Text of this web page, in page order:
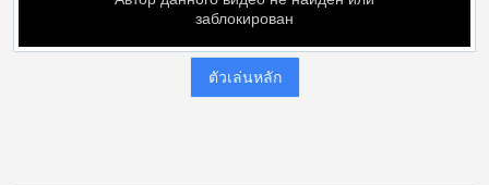
ตัวเล่นหลัก